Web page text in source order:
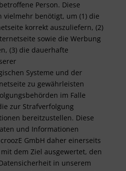
Person. Diese
vielmehr benötigt, um (1) die
korrekt auszuliefern, (2)
sowie die Werbung
(3) die dauerhafte
Systeme und der
zu gewährleisten
im Falle
zur Strafverfolgung
bereitzustellen. Diese
und Informationen
GmbH daher einerseits
dem Ziel ausgewertet, den
in unserem